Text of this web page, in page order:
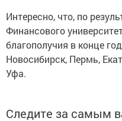
Интересно, что, по
Финансового
благополучия в конце
Новосибирск, Пермь,
Уфа.
Следите за самым